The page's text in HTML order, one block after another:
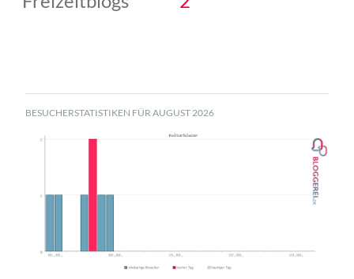
BESUCHERSTATISTIKEN FÜR AUGUST 2026